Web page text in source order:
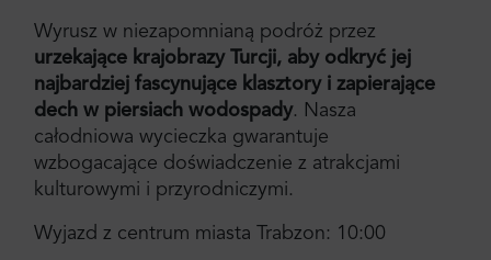
Wyrusz w niezapomnianą podróż przez
urzekające krajobrazy Turcji, aby odkryć jej
najbardziej fascynujące klasztory i zapierające
dech w piersiach wodospady. Nasza
całodniowa wycieczka gwarantuje
wzbogacające doświadczenie z atrakcjami
kulturowymi i przyrodniczymi.
Wyjazd z centrum miasta Trabzon: 10:00